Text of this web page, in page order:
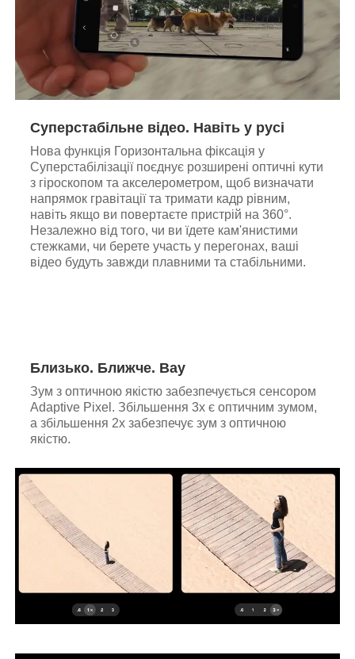
Суперстабільне відео. Навіть у русі
Нова функція Горизонтальна фіксація у
Суперстабілізації поєднує розширені оптичні кути
з гіроскопом та акселерометром, щоб визначати
напрямок гравітації та тримати кадр рівним,
навіть якщо ви повертаєте пристрій на 360°.
Незалежно від того, чи ви їдете кам'янистими
стежками, чи берете участь у перегонах, ваші
відео будуть завжди плавними та стабільними.
Близько. Ближче. Вау
Зум з оптичною якістю забезпечується сенсором
Adaptive Pixel. Збільшення 3x є оптичним зумом,
а збільшення 2x забезпечує зум з оптичною
якістю.